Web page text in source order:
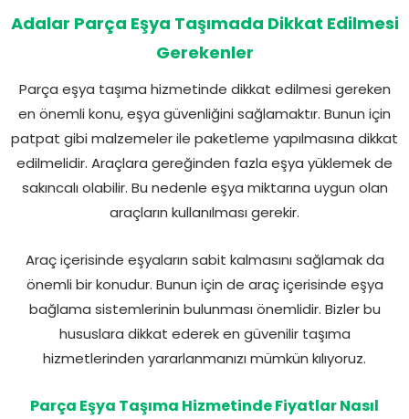
Adalar Parça Eşya Taşımada Dikkat Edilmesi
Gerekenler
Parça eşya taşıma hizmetinde dikkat edilmesi gereken
en önemli konu, eşya güvenliğini sağlamaktır. Bunun için
patpat gibi malzemeler ile paketleme yapılmasına dikkat
edilmelidir. Araçlara gereğinden fazla eşya yüklemek de
sakıncalı olabilir. Bu nedenle eşya miktarına uygun olan
araçların kullanılması gerekir.
Araç içerisinde eşyaların sabit kalmasını sağlamak da
önemli bir konudur. Bunun için de araç içerisinde eşya
bağlama sistemlerinin bulunması önemlidir. Bizler bu
hususlara dikkat ederek en güvenilir taşıma
hizmetlerinden yararlanmanızı mümkün kılıyoruz.
Parça Eşya Taşıma Hizmetinde Fiyatlar Nasıl